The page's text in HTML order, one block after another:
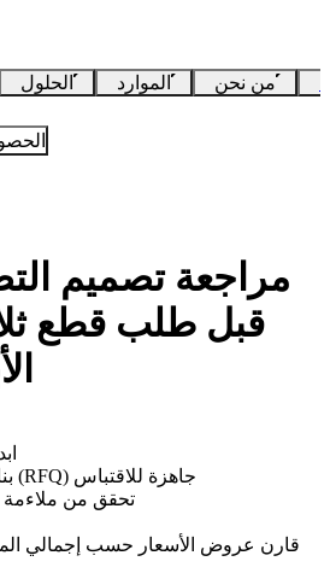
الحلول الموارد من نحن
مراجعة تصميم
بناء حزمة طلب عرض سعر (RFQ) جاهزة للاقتباس
تحقق من ملاءمة
قارن عروض الأسعار حسب إجمالي